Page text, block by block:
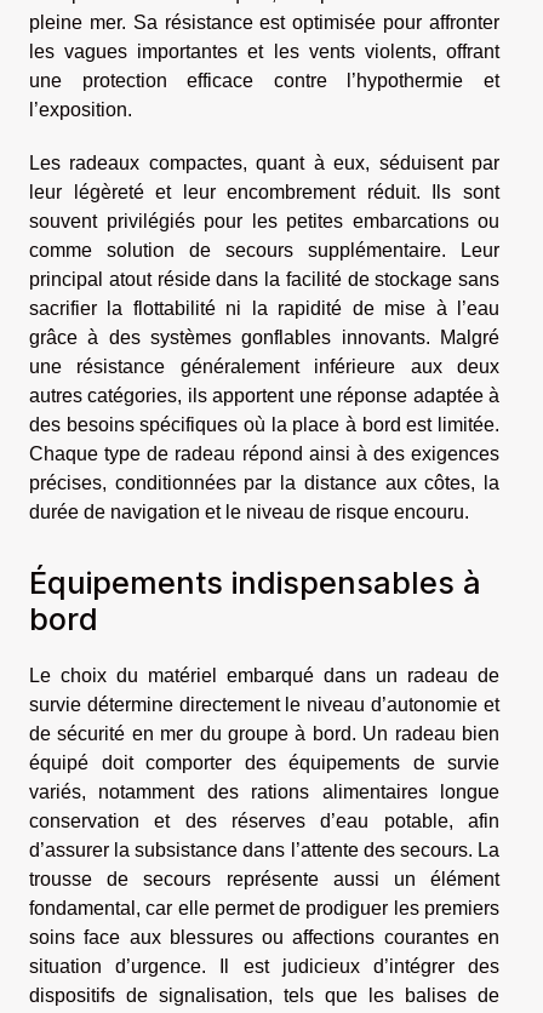
pleine mer. Sa résistance est optimisée pour affronter
les vagues importantes et les vents violents, offrant
une protection efficace contre l’hypothermie et
l’exposition.
Les radeaux compactes, quant à eux, séduisent par
leur légèreté et leur encombrement réduit. Ils sont
souvent privilégiés pour les petites embarcations ou
comme solution de secours supplémentaire. Leur
principal atout réside dans la facilité de stockage sans
sacrifier la flottabilité ni la rapidité de mise à l’eau
grâce à des systèmes gonflables innovants. Malgré
une résistance généralement inférieure aux deux
autres catégories, ils apportent une réponse adaptée à
des besoins spécifiques où la place à bord est limitée.
Chaque type de radeau répond ainsi à des exigences
précises, conditionnées par la distance aux côtes, la
durée de navigation et le niveau de risque encouru.
Équipements indispensables à
bord
Le choix du matériel embarqué dans un radeau de
survie détermine directement le niveau d’autonomie et
de sécurité en mer du groupe à bord. Un radeau bien
équipé doit comporter des équipements de survie
variés, notamment des rations alimentaires longue
conservation et des réserves d’eau potable, afin
d’assurer la subsistance dans l’attente des secours. La
trousse de secours représente aussi un élément
fondamental, car elle permet de prodiguer les premiers
soins face aux blessures ou affections courantes en
situation d’urgence. Il est judicieux d’intégrer des
dispositifs de signalisation, tels que les balises de